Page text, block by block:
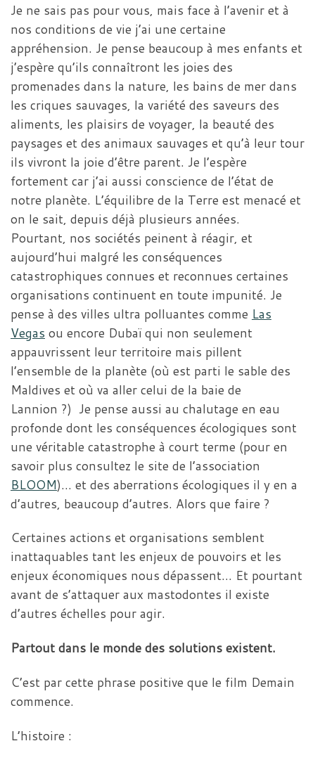
Je ne sais pas pour vous, mais face à l’avenir et à
nos conditions de vie j’ai une certaine
appréhension. Je pense beaucoup à mes enfants et
j’espère qu’ils connaîtront les joies des
promenades dans la nature, les bains de mer dans
les criques sauvages, la variété des saveurs des
aliments, les plaisirs de voyager, la beauté des
paysages et des animaux sauvages et qu’à leur tour
ils vivront la joie d’être parent. Je l’espère
fortement car j’ai aussi conscience de l’état de
notre planète. L’équilibre de la Terre est menacé et
on le sait, depuis déjà plusieurs années.
Pourtant, nos sociétés peinent à réagir, et
aujourd’hui malgré les conséquences
catastrophiques connues et reconnues certaines
organisations continuent en toute impunité. Je
pense à des villes ultra polluantes comme Las
Vegas ou encore Dubaï qui non seulement
appauvrissent leur territoire mais pillent
l’ensemble de la planète (où est parti le sable des
Maldives et où va aller celui de la baie de
Lannion ?) Je pense aussi au chalutage en eau
profonde dont les conséquences écologiques sont
une véritable catastrophe à court terme (pour en
savoir plus consultez le site de l’association
BLOOM)… et des aberrations écologiques il y en a
d’autres, beaucoup d’autres. Alors que faire ?
Certaines actions et organisations semblent
inattaquables tant les enjeux de pouvoirs et les
enjeux économiques nous dépassent… Et pourtant
avant de s’attaquer aux mastodontes il existe
d’autres échelles pour agir.
Partout dans le monde des solutions existent.
C’est par cette phrase positive que le film Demain
commence.
L’histoire :